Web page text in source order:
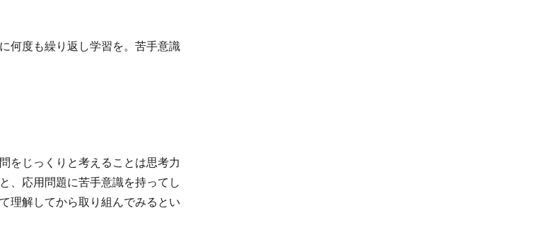
何度も繰り返し学習を。苦手意識
をじっくりと考えることは思考力
、応用問題に苦手意識を持ってし
理解してから取り組んでみるとい